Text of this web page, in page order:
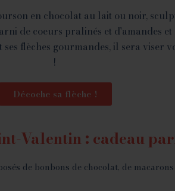
en chocolat au lait ou noir,
de coeurs pralinés et d'amandes et
ses flèches gourmandes, il sera viser
!
Décoche sa flèche !
Valentin : cadeau
de bonbons de chocolat, de